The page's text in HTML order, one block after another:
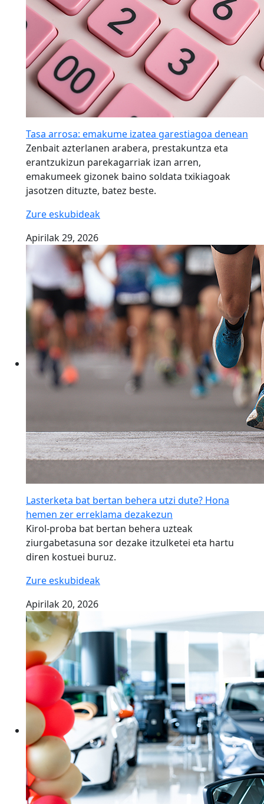
Tasa arrosa: emakume izatea garestiagoa denean
Zenbait azterlanen arabera, prestakuntza eta
erantzukizun parekagarriak izan arren,
emakumeek gizonek baino soldata txikiagoak
jasotzen dituzte, batez beste.
Zure eskubideak
Apirilak 29, 2026
Lasterketa bat bertan behera utzi dute? Hona
hemen zer erreklama dezakezun
Kirol-proba bat bertan behera uzteak
ziurgabetasuna sor dezake itzulketei eta hartu
diren kostuei buruz.
Zure eskubideak
Apirilak 20, 2026